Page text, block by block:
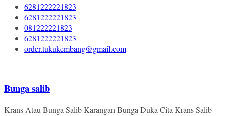
6281222221823
6281222221823
081222221823
6281222221823
order.tukukembang@gmail.com
Bunga salib
Krans Atau Bunga Salib Karangan Bunga Duka Cita Krans Salib-